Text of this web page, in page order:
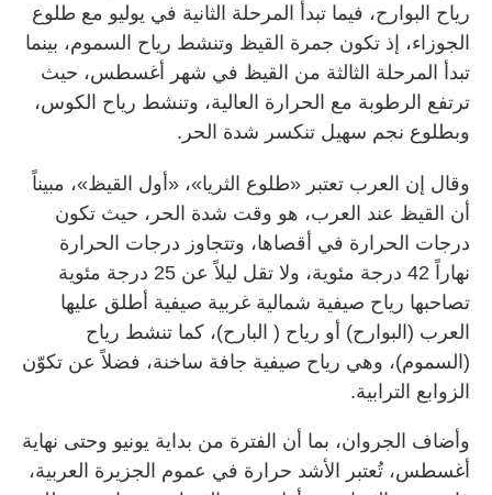
رياح البوارح، فيما تبدأ المرحلة الثانية في يوليو مع طلوع
الجوزاء، إذ تكون جمرة القيظ وتنشط رياح السموم، بينما
تبدأ المرحلة الثالثة من القيظ في شهر أغسطس، حيث
ترتفع الرطوبة مع الحرارة العالية، وتنشط رياح الكوس،
وبطلوع نجم سهيل تنكسر شدة الحر.
وقال إن العرب تعتبر «طلوع الثريا»، «أول القيظ»، مبيناً
أن القيظ عند العرب، هو وقت شدة الحر، حيث تكون
درجات الحرارة في أقصاها، وتتجاوز درجات الحرارة
نهاراً 42 درجة مئوية، ولا تقل ليلاً عن 25 درجة مئوية
تصاحبها رياح صيفية شمالية غربية صيفية أطلق عليها
العرب (البوارح) أو رياح ( البارح)، كما تنشط رياح
(السموم)، وهي رياح صيفية جافة ساخنة، فضلاً عن تكوّن
الزوابع الترابية.
وأضاف الجروان، بما أن الفترة من بداية يونيو وحتى نهاية
أغسطس، تُعتبر الأشد حرارة في عموم الجزيرة العربية،